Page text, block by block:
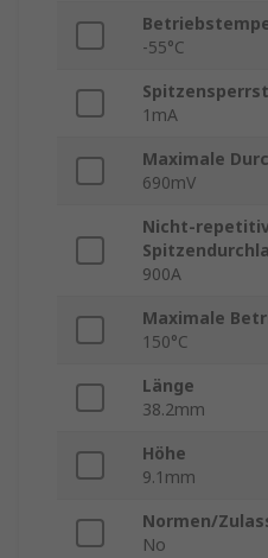
-55°C
1mA
Maximale
690mV
Nicht-
900A
Maximale
150°C
Länge
38.2mm
Höhe
9.1mm
Normen/
No